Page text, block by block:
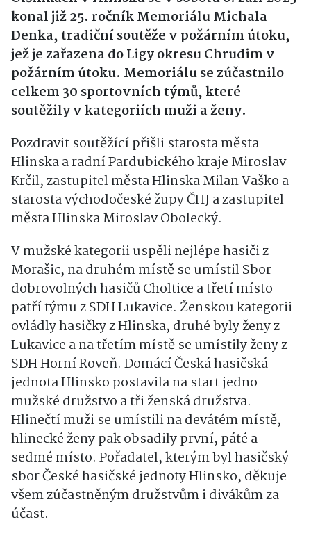
konal již 25. ročník Memoriálu Michala
Denka, tradiční soutěže v požárním útoku,
jež je zařazena do Ligy okresu Chrudim v
požárním útoku. Memoriálu se zúčastnilo
celkem 30 sportovních týmů, které
soutěžily v kategoriích muži a ženy.
Pozdravit soutěžící přišli starosta města
Hlinska a radní Pardubického kraje Miroslav
Krčil, zastupitel města Hlinska Milan Vaško a
starosta východočeské župy ČHJ a zastupitel
města Hlinska Miroslav Obolecký.
V mužské kategorii uspěli nejlépe hasiči z
Morašic, na druhém místě se umístil Sbor
dobrovolných hasičů Choltice a třetí místo
patří týmu z SDH Lukavice. Ženskou kategorii
ovládly hasičky z Hlinska, druhé byly ženy z
Lukavice a na třetím místě se umístily ženy z
SDH Horní Roveň. Domácí Česká hasičská
jednota Hlinsko postavila na start jedno
mužské družstvo a tři ženská družstva.
Hlinečtí muži se umístili na devátém místě,
hlinecké ženy pak obsadily první, páté a
sedmé místo. Pořadatel, kterým byl hasičský
sbor České hasičské jednoty Hlinsko, děkuje
všem zúčastněným družstvům i divákům za
účast.